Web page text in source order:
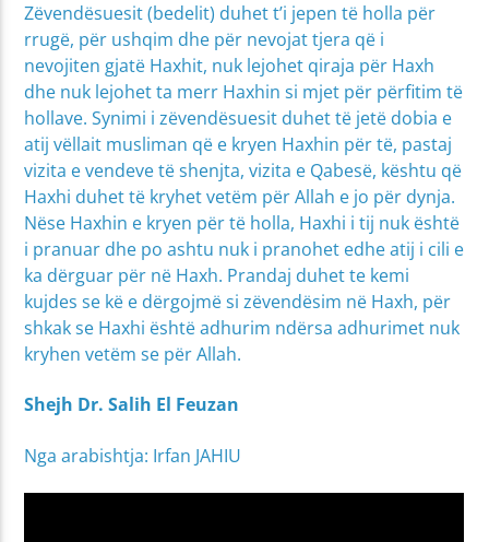
Zëvendësuesit (bedelit) duhet t’i jepen të holla për
rrugë, për ushqim dhe për nevojat tjera që i
nevojiten gjatë Haxhit, nuk lejohet qiraja për Haxh
dhe nuk lejohet ta merr Haxhin si mjet për përfitim të
hollave. Synimi i zëvendësuesit duhet të jetë dobia e
atij vëllait musliman që e kryen Haxhin për të, pastaj
vizita e vendeve të shenjta, vizita e Qabesë, kështu që
Haxhi duhet të kryhet vetëm për Allah e jo për dynja.
Nëse Haxhin e kryen për të holla, Haxhi i tij nuk është
i pranuar dhe po ashtu nuk i pranohet edhe atij i cili e
ka dërguar për në Haxh. Prandaj duhet te kemi
kujdes se kë e dërgojmë si zëvendësim në Haxh, për
shkak se Haxhi është adhurim ndërsa adhurimet nuk
kryhen vetëm se për Allah.
Shejh Dr. Salih El Feuzan
Nga arabishtja: Irfan JAHIU